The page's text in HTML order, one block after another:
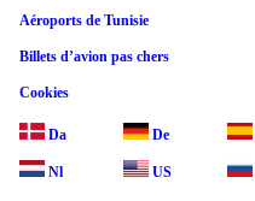
Aéroports de Tunisie
Billets d’avion pas chers
Cookies
Da De
Nl US